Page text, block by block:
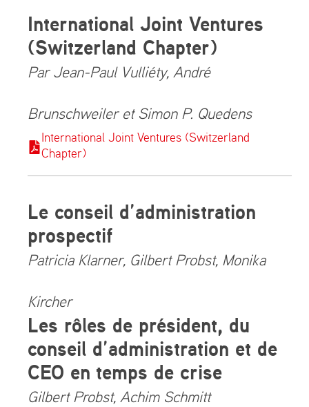
International Joint Ventures
(Switzerland Chapter)
Par Jean-Paul Vulliéty, André
Brunschweiler et Simon P. Quedens
International Joint Ventures (Switzerland
Chapter)
Le conseil d’administration
prospectif
Patricia Klarner, Gilbert Probst, Monika
Kircher
Les rôles de président, du
conseil d’administration et de
CEO en temps de crise
Gilbert Probst, Achim Schmitt